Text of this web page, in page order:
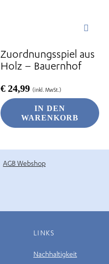
Zuordnungsspiel aus
Holz – Bauernhof
€24,99 (inkl. MwSt.)
IN DEN
WARENKORB
AGB Webshop
LINKS
Nachhaltigkeit